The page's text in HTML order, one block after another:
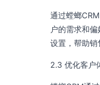
通过螳螂
户的需求和
设置，帮助销
2.3 优化客户